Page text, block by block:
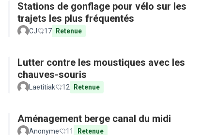
Stations de gonflage pour vélo sur les
trajets les plus fréquentés
CJ 17 Retenue
Lutter contre les moustiques avec les
chauves-souris
Laetitiak 12 Retenue
Aménagement berge canal du midi
Anonyme 11 Retenue